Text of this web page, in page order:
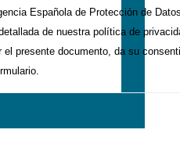
Española de Protección de
de nuestra política de
el presente documento, da su